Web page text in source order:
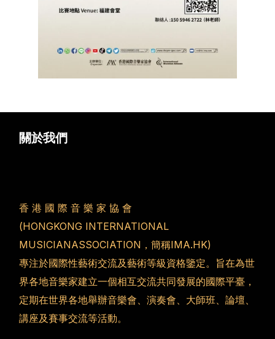
關於我們
香 港 國 際 音 樂 家 協 會
(HONGKONG INTERNATIONAL
MUSICIANASSOCIATION，簡稱IMA.HK)
專注於國際性藝術交流及藝術等級資格鑒定。旨在為世
界各地音樂家建立一個相互交流共同發展的國際平臺，
定期在世界各地舉辦音樂會、演奏會、大師班、論壇、
講座及賽事交流等活動。